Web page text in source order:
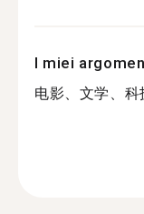
I miei
电影、文学、